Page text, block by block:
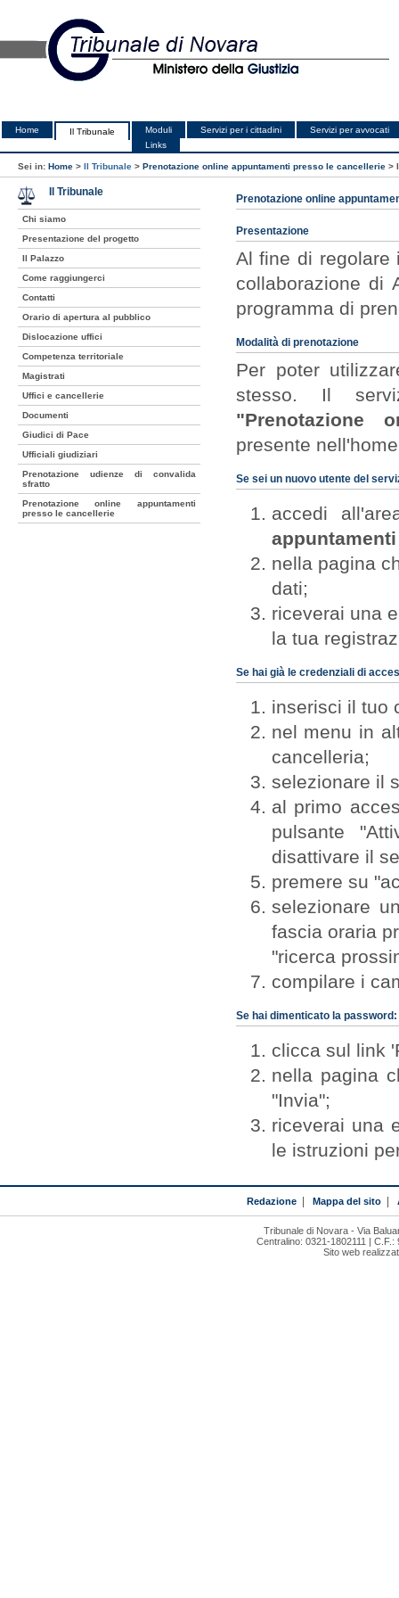
Home Il Tribunale Moduli Servizi per i cittadini
Servizi per avvocati
Links
Sei in: Home > Il Tribunale > Prenotazione online appuntamenti presso le cancellerie >
Prenotazione online
Presentazione
Al fine di regolare
collaborazione di
programma di
Modalità di prenotazione
Per poter
stesso. Il
"Prenotazione
presente
Se sei un nuovo utente del
accedi
nella pagina
dati;
riceverai una
la tua
Se hai già le credenziali di
inserisci il tuo
nel menu in
cancelleria;
selezionare il
al primo
pulsante
disattivare il
premere su
selezionare
fascia oraria
"ricerca
compilare i
Se hai dimenticato la password:
clicca sul link
nella pagina
"Invia";
riceverai una
le istruzioni
Il Tribunale
Chi siamo
Presentazione del progetto
Il Palazzo
Come raggiungerci
Contatti
Orario di apertura al pubblico
Dislocazione uffici
Competenza territoriale
Magistrati
Uffici e cancellerie
Documenti
Giudici di Pace
Ufficiali giudiziari
Prenotazione udienze di convalida
sfratto
Prenotazione online appuntamenti
presso le cancellerie
Redazione| Mappa del sito|
Tribunale di Novara - Via
Centralino: 0321-1802111 |
Sito web